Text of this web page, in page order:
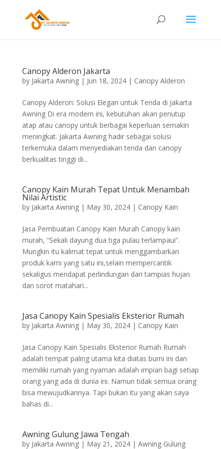
Canopy Alderon Jakarta
by Jakarta Awning| Jun 18, 2024| Canopy Alderon
Canopy Alderon: Solusi Elegan untuk Tenda di Jakarta
Awning Di era modern ini, kebutuhan akan penutup
atap atau canopy untuk berbagai keperluan semakin
meningkat. Jakarta Awning hadir sebagai solusi
terkemuka dalam menyediakan tenda dan canopy
berkualitas tinggi di...
Canopy Kain Murah Tepat Untuk Menambah
Nilai Artistic
by Jakarta Awning| May 30, 2024| Canopy Kain
Jasa Pembuatan Canopy Kain Murah Canopy kain
murah, “Sekali dayung dua tiga pulau terlampaui”.
Mungkin itu kalimat tepat untuk menggambarkan
produk kami yang satu ini,selain mempercantik
sekaligus mendapat perlindungan dari tampias hujan
dan sorot matahari...
Jasa Canopy Kain Spesialis Eksterior Rumah
by Jakarta Awning| May 30, 2024| Canopy Kain
Jasa Canopy Kain Spesialis Eksterior Rumah Rumah
adalah tempat paling utama kita diatas bumi ini dan
memiliki rumah yang nyaman adalah impian bagi setiap
orang yang ada di dunia ini. Namun tidak semua orang
bisa mewujudkannya. Tapi bukan itu yang akan saya
bahas di...
Awning Gulung Jawa Tengah
by Jakarta Awning| May 21, 2024| Awning Gulung